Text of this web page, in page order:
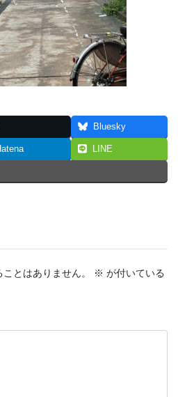
Bluesky
LINE
とはありません。 ※ が付いている